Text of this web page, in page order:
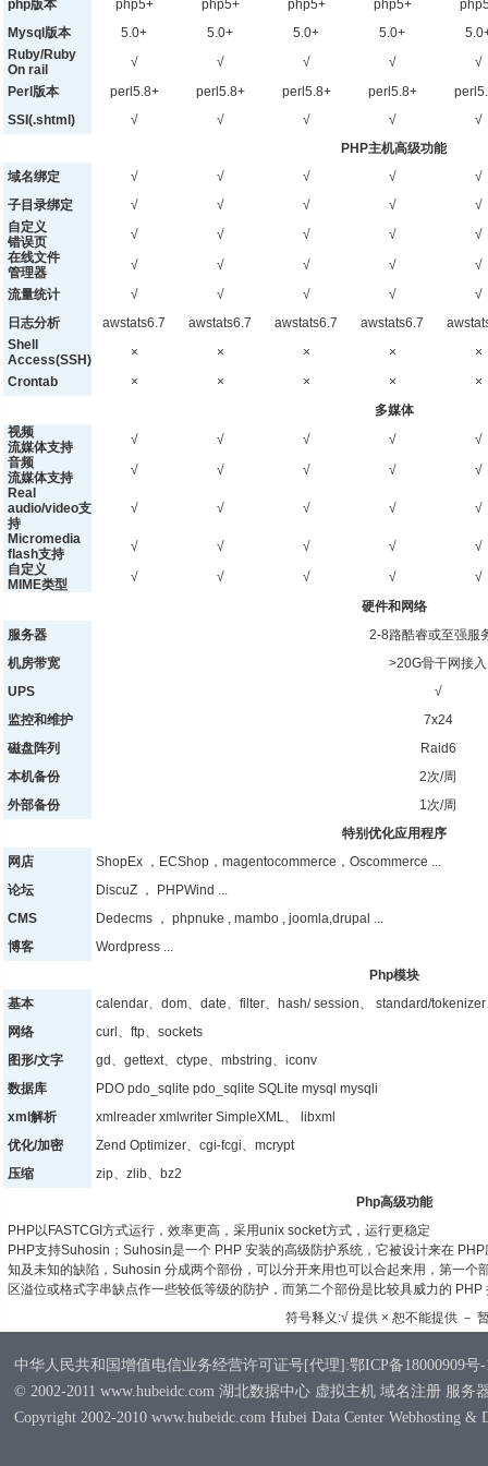
php版本 php5+ php5+ php5+ php5+
Mysql版本
5.0+ 5.0+ 5.0+ 5.0+
Ruby/Ruby
On rail
√ √ √ √
√
Perl版本
perl5.8+ perl5.8+ perl5.8+ perl5.8+
SSI(.shtml)
√ √ √ √
√
PHP主机高级功能
域名绑定
√ √ √ √
√
子目录绑定
√ √ √ √
√
自定义
错误页
√ √ √ √
√
在线文件
管理器
√ √ √ √
√
流量统计
√ √ √ √
√
日志分析
awstats6.7 awstats6.7 awstats6.7 awstats6.7
Shell
Access(SSH)
× × × ×
×
Crontab
× × × ×
×
多媒体
视频
流媒体支持
√ √ √ √
√
音频
流媒体支持
√ √ √ √
√
Real
audio/video支
持
√ √ √ √
√
Micromedia
flash支持
√ √ √ √
√
自定义
MIME类型
√ √ √ √
√
硬件和网络
服务器
2-8路酷睿或至强服
机房带宽
>20G骨干网接入
UPS
√
监控和维护
7x24
磁盘阵列
Raid6
本机备份
2次/周
外部备份
1次/周
特别优化应用程序
网店
ShopEx ，ECShop，magentocommerce，Oscommerce ...
论坛
DiscuZ ， PHPWind ...
CMS
Dedecms ， phpnuke , mambo , joomla,drupal ...
博客
Wordpress ...
Php模块
基本
calendar、dom、date、filter、hash/ session、 standard/
网络
curl、ftp、sockets
图形/文字
gd、gettext、ctype、mbstring、iconv
数据库
PDO pdo_sqlite pdo_sqlite SQLite mysql mysqli
xml解析
xmlreader xmlwriter SimpleXML、 libxml
优化/加密
Zend Optimizer、cgi-fcgi、mcrypt
压缩
zip、zlib、bz2
Php高级功能
PHP以FASTCGI方式运行，效率更高，采用unix socket方式，运行更稳定
PHP支持Suhosin；Suhosin是一个 PHP 安装的高级防护系统，它被设计来在
知及未知的缺陷，Suhosin 分成两个部份，可以分开来用也可以合起来用，第一个
区溢位或格式字串缺点作一些较低等级的防护，而第二个部份是比较具威力的
符号释义:√ 提供 × 恕不能提供 －
中华人民共和国增值电信业务经营许可证号[代理]:鄂ICP备18000909号-
© 2002-2011 www.hubeidc.com 湖北数据中心 虚拟主机 域名注册 服务
Copyright 2002-2010 www.hubeidc.com Hubei Data Center Webhosting &